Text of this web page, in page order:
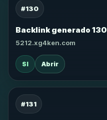
#130
Backlink generado 130
5212.xg4ken.com
SI Abrir
#131